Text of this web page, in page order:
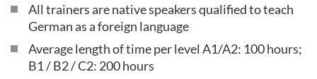
All trainers are native speakers qualified to teach
German as a foreign language
Average length of time per level A1/A2: 100 hours;
B1 / B2 / C2: 200 hours